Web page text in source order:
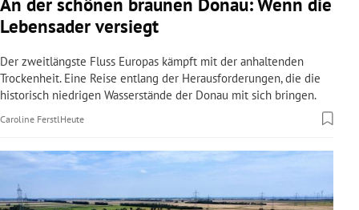
Untermenü
Untermenü
Untermenü
Untermenü
Untermenü
An der schönen braunen Donau: Wenn die
Lebensader versiegt
Der zweitlängste Fluss Europas kämpft mit der anhaltenden
Trockenheit. Eine Reise entlang der Herausforderungen, die die
historisch niedrigen Wasserstände der Donau mit sich bringen.
Caroline Ferstl Heute